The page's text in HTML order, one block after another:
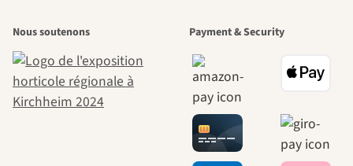
beaux chemins
menant vers
nous-mêmes,
Nous soutenons Payment & Security